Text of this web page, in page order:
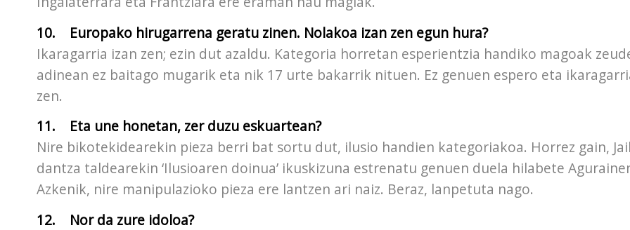
10. Europako hirugarrena geratu zinen. Nolakoa izan zen egun hura?
Ikaragarria izan zen; ezin dut azaldu. Kategoria horretan esperientzia handiko magoak
adinean ez baitago mugarik eta nik 17 urte bakarrik nituen. Ez genuen espero eta
zen.
11. Eta une honetan, zer duzu eskuartean?
Nire bikotekidearekin pieza berri bat sortu dut, ilusio handien kategoriakoa. Horrez gain,
dantza taldearekin ‘Ilusioaren doinua’ ikuskizuna estrenatu genuen duela hilabete
Azkenik, nire manipulazioko pieza ere lantzen ari naiz. Beraz, lanpetuta nago.
12. Nor da zure idoloa?